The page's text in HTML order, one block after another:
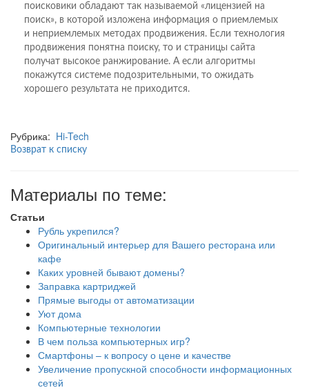
поисковики обладают так называемой «лицензией на
поиск», в которой изложена информация о приемлемых
и неприемлемых методах продвижения. Если технология
продвижения понятна поиску, то и страницы сайта
получат высокое ранжирование. А если алгоритмы
покажутся системе подозрительными, то ожидать
хорошего результата не приходится.
Рубрика: Hi-Tech
Возврат к списку
Материалы по теме:
Статьи
Рубль укрепился?
Оригинальный интерьер для Вашего ресторана или
кафе
Каких уровней бывают домены?
Заправка картриджей
Прямые выгоды от автоматизации
Уют дома
Компьютерные технологии
В чем польза компьютерных игр?
Смартфоны – к вопросу о цене и качестве
Увеличение пропускной способности информационных
сетей